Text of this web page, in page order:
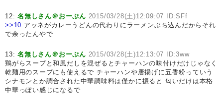
12:名無しさん＠おーぷん 2015/03/28(土)12:09:07 ID:SFf
>>10 アッネがカレーうどんの代わりにラーメンぶち込んだからそれ
で余ったんやで
13:名無しさん＠おーぷん 2015/03/28(土)12:13:07 ID:3ww
鶏がらスープと和風だしを混ぜるとチャーハンの味付けだけじゃなく
乾麺用のスープにも使えるで チャーハンや唐揚げに五香粉っていう
シナモンとか調合された中華調味料は僅かに振ると 匂いだけは本格
中華っぽい感じになるで